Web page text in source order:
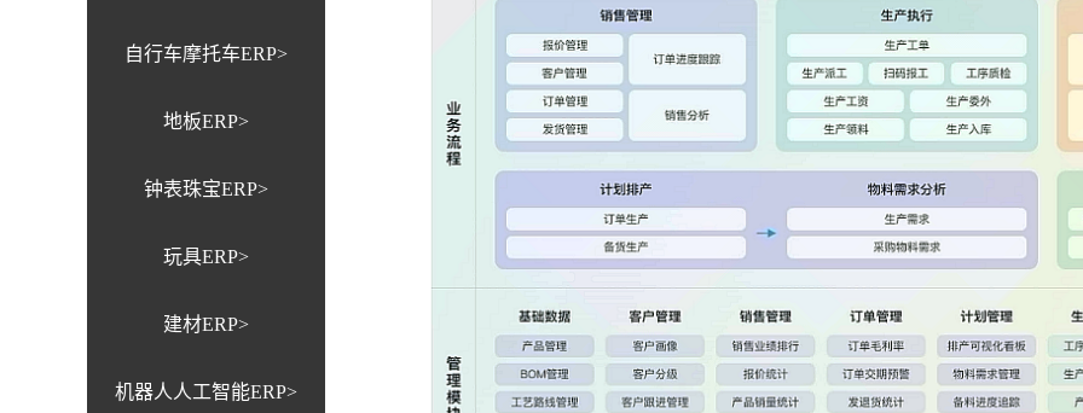
自行车摩托车ERP>
地板ERP>
钟表珠宝ERP>
玩具ERP>
建材ERP>
机器人人工智能ERP>